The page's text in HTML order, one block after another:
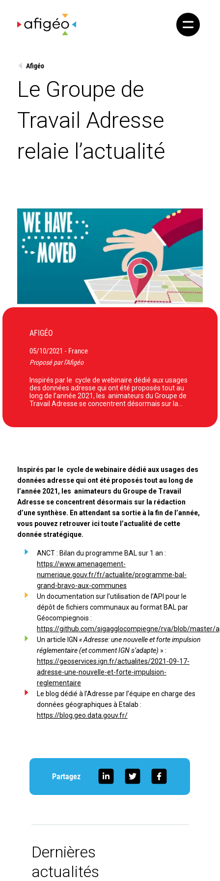
content
Afigéo
Le Groupe de
Travail Adresse
relaie l’actualité
AFIGÉO
05/10/2021 - France
Proposé par l'Afigéo
Inspirés par le cycle de webinaire dédié aux usages
des données adresse qui ont été proposés tout au
long de l’année 2021, les animateurs du Groupe de
Travail Adresse se concentrent désormais sur la…
Inspirés par le cycle de webinaire dédié aux usages des
données adresse qui ont été proposés tout au long de
l’année 2021, les animateurs du Groupe de Travail
Adresse se concentrent désormais sur la rédaction
d’une synthèse. En attendant sa sortie à la fin de l’année,
vous pouvez retrouver ici toute l’actualité de cette
donnée stratégique.
ANCT : Bilan du programme BAL sur 1 an :
https://www.amenagement-
numerique.gouv.fr/fr/actualite/programme-bal-
grand-bravo-aux-communes
Un documentation sur l’utilisation de l’API pour le
dépôt de fichiers communaux au format BAL par
Géocompiegnois :
https://github.com/sigagglocompiegne/rva/blob/master/
Un article IGN « Adresse: une nouvelle et forte impulsion
réglementaire (et comment IGN s’adapte) » :
https://geoservices.ign.fr/actualites/2021-09-17-
adresse-une-nouvelle-et-forte-impulsion-
reglementaire
Le blog dédié à l’Adresse par l’équipe en charge des
données géographiques à Etalab :
https://blog.geo.data.gouv.fr/
Partagez
Dernières
actualités